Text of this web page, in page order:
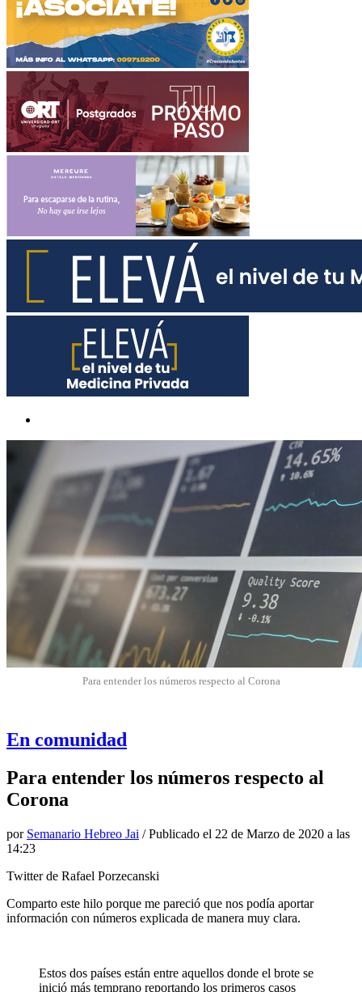
Para entender los números respecto al Corona
En comunidad
Para entender los números respecto al
Corona
por Semanario Hebreo Jai / Publicado el 22 de Marzo de 2020 a las
14:23
Twitter de Rafael Porzecanski
Comparto este hilo porque me pareció que nos podía aportar
información con números explicada de manera muy clara.
Estos dos países están entre aquellos donde el brote se
inició más temprano reportando los primeros casos